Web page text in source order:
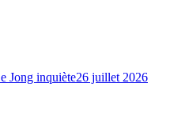
Jong inquiète26 juillet 2026